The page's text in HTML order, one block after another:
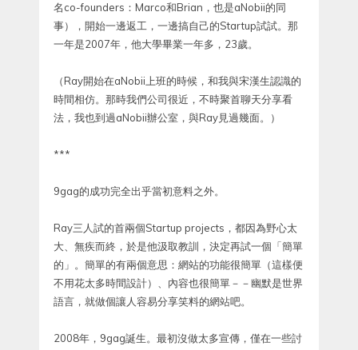
名co-founders：Marco和Brian，也是aNobii的同
事），開始一邊返工，一邊搞自己的Startup試試。那
一年是2007年，他大學畢業一年多，23歲。
（Ray開始在aNobii上班的時候，和我與宋漢生認識的
時間相仿。那時我們公司很近，不時聚首聊天分享看
法，我也到過aNobii辦公室，與Ray見過幾面。）
***
9gag的成功完全出乎當初意料之外。
Ray三人試的首兩個Startup projects，都因為野心太
大、無疾而終，於是他汲取教訓，決定再試一個「簡單
的」。簡單的有兩個意思：網站的功能很簡單（這樣便
不用花太多時間設計）、內容也很簡單－－幽默是世界
語言，就做個讓人容易分享笑料的網站吧。
2008年，9gag誕生。最初沒做太多宣傳，僅在一些討